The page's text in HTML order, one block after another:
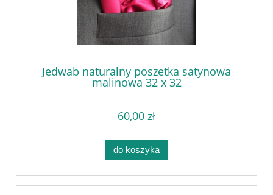
Jedwab naturalny poszetka satynowa
malinowa 32 x 32
60,00 zł
do koszyka